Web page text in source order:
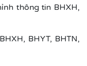
thông tin BHXH,
BHYT, BHTN,